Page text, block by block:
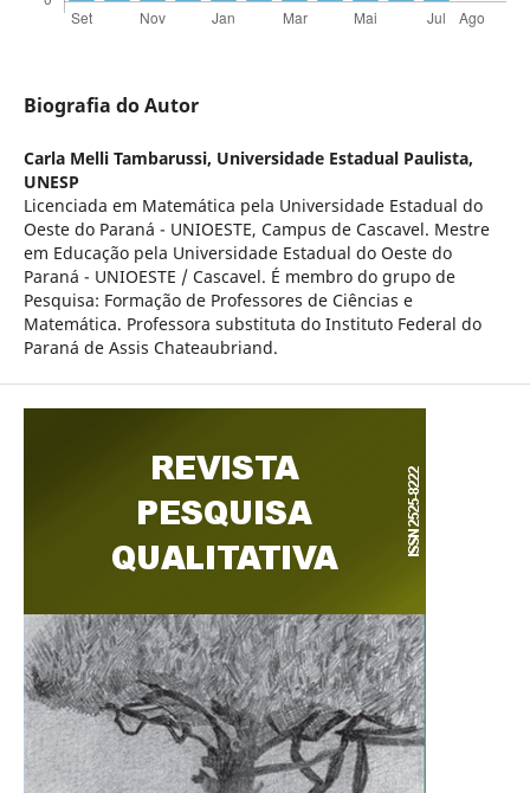
Biografia do Autor
Carla Melli Tambarussi, Universidade Estadual Paulista,
UNESP
Licenciada em Matemática pela Universidade Estadual do
Oeste do Paraná - UNIOESTE, Campus de Cascavel. Mestre
em Educação pela Universidade Estadual do Oeste do
Paraná - UNIOESTE / Cascavel. É membro do grupo de
Pesquisa: Formação de Professores de Ciências e
Matemática. Professora substituta do Instituto Federal do
Paraná de Assis Chateaubriand.